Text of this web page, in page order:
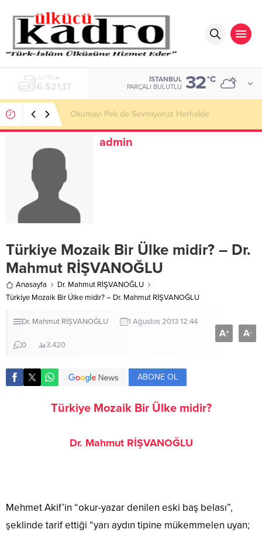
6.521,17
İSTANBUL
PARÇALI BULUTLU 32°C
Okumayı Pek de Sevmiyoruz Herhalde
admin
Türkiye Mozaik Bir Ülke midir? – Dr.
Mahmut RİŞVANOĞLU
Anasayfa
Dr. Mahmut RİŞVANOĞLU
Türkiye Mozaik Bir Ülke midir? – Dr. Mahmut RİŞVANOĞLU
Dr. Mahmut RİŞVANOĞLU 1 Ağustos 2013 12:44
0 3.420
A+ A-
ABONE OL
Türkiye Mozaik Bir Ülke midir?
Dr. Mahmut RİŞVANOĞLU
Mehmet Akif’in “okur-yazar denilen eski baş belası”,
şeklinde tarif ettiği “yarı aydın tipine mükemmelen uyan;